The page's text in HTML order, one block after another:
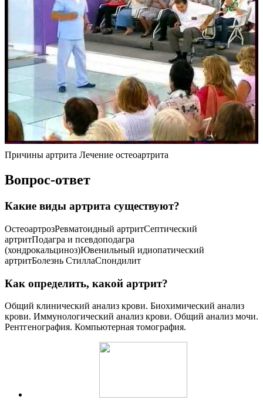
Причины артрита Лечение остеоартрита
Вопрос-ответ
Какие виды артрита существуют?
ОстеоартрозРевматоидный артритСептический
артритПодагра и псевдоподагра
(хондрокальциноз)Ювенильный идиопатический
артритБолезнь СтиллаСпондилит
Как определить, какой артрит?
Общий клинический анализ крови. Биохимический анализ
крови. Иммунологический анализ крови. Общий анализ мочи.
Рентгенография. Компьютерная томография.